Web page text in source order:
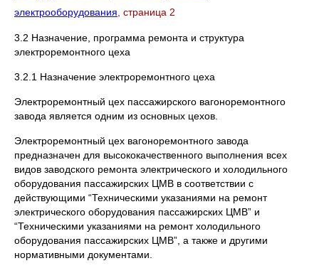
электрооборудования , страница 2
3.2 Назначение, программа ремонта и структура
электроремонтного цеха
3.2.1 Назначение электроремонтного цеха
Электроремонтный цех пассажирского вагоноремонтного
завода является одним из основных цехов.
Электроремонтный цех вагоноремонтного завода
предназначен для высококачественного выполнения всех
видов заводского ремонта электрического и холодильного
оборудования пассажирских ЦМВ в соответствии с
действующими “Техническими указаниями на ремонт
электрического оборудования пассажирских ЦМВ” и
“Техническими указаниями на ремонт холодильного
оборудования пассажирских ЦМВ”, а также и другими
нормативными документами.